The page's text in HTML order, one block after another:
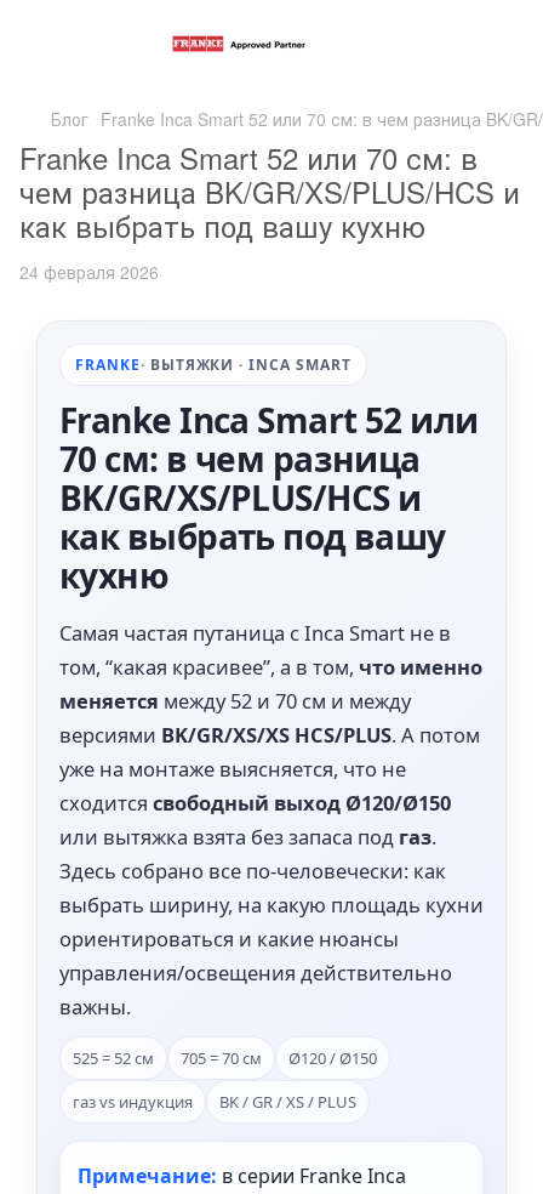
Блог Franke Inca Smart 52 или 70 см: в чем разница BK/
Franke Inca Smart 52 или 70 см: в
чем разница BK/GR/XS/PLUS/HCS и
как выбрать под вашу кухню
24 февраля 2026
FRANKE· ВЫТЯЖКИ · INCA SMART
Franke Inca Smart 52 или
70 см: в чем разница
BK/GR/XS/PLUS/HCS и
как выбрать под вашу
кухню
Самая частая путаница с Inca Smart не в
том, “какая красивее”, а в том, что именно
меняется между 52 и 70 см и между
версиями BK/GR/XS/XS HCS/PLUS. А потом
уже на монтаже выясняется, что не
сходится свободный выход Ø120/Ø150
или вытяжка взята без запаса под газ.
Здесь собрано все по-человечески: как
выбрать ширину, на какую площадь кухни
ориентироваться и какие нюансы
управления/освещения действительно
важны.
525 = 52 см 705 = 70 см
Ø120 / Ø150
газ vs индукция
BK / GR / XS / PLUS
Примечание: в серии Franke Inca